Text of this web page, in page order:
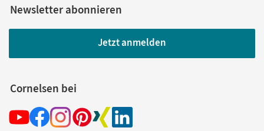
Newsletter abonnieren
Jetzt anmelden
Cornelsen bei